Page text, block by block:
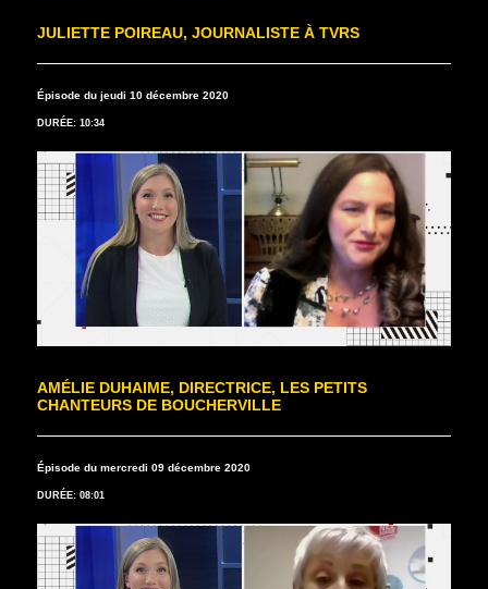
JULIETTE POIREAU, JOURNALISTE À TVRS
Épisode du jeudi 10 décembre 2020
DURÉE: 10:34
AMÉLIE DUHAIME, DIRECTRICE, LES PETITS
CHANTEURS DE BOUCHERVILLE
Épisode du mercredi 09 décembre 2020
DURÉE: 08:01